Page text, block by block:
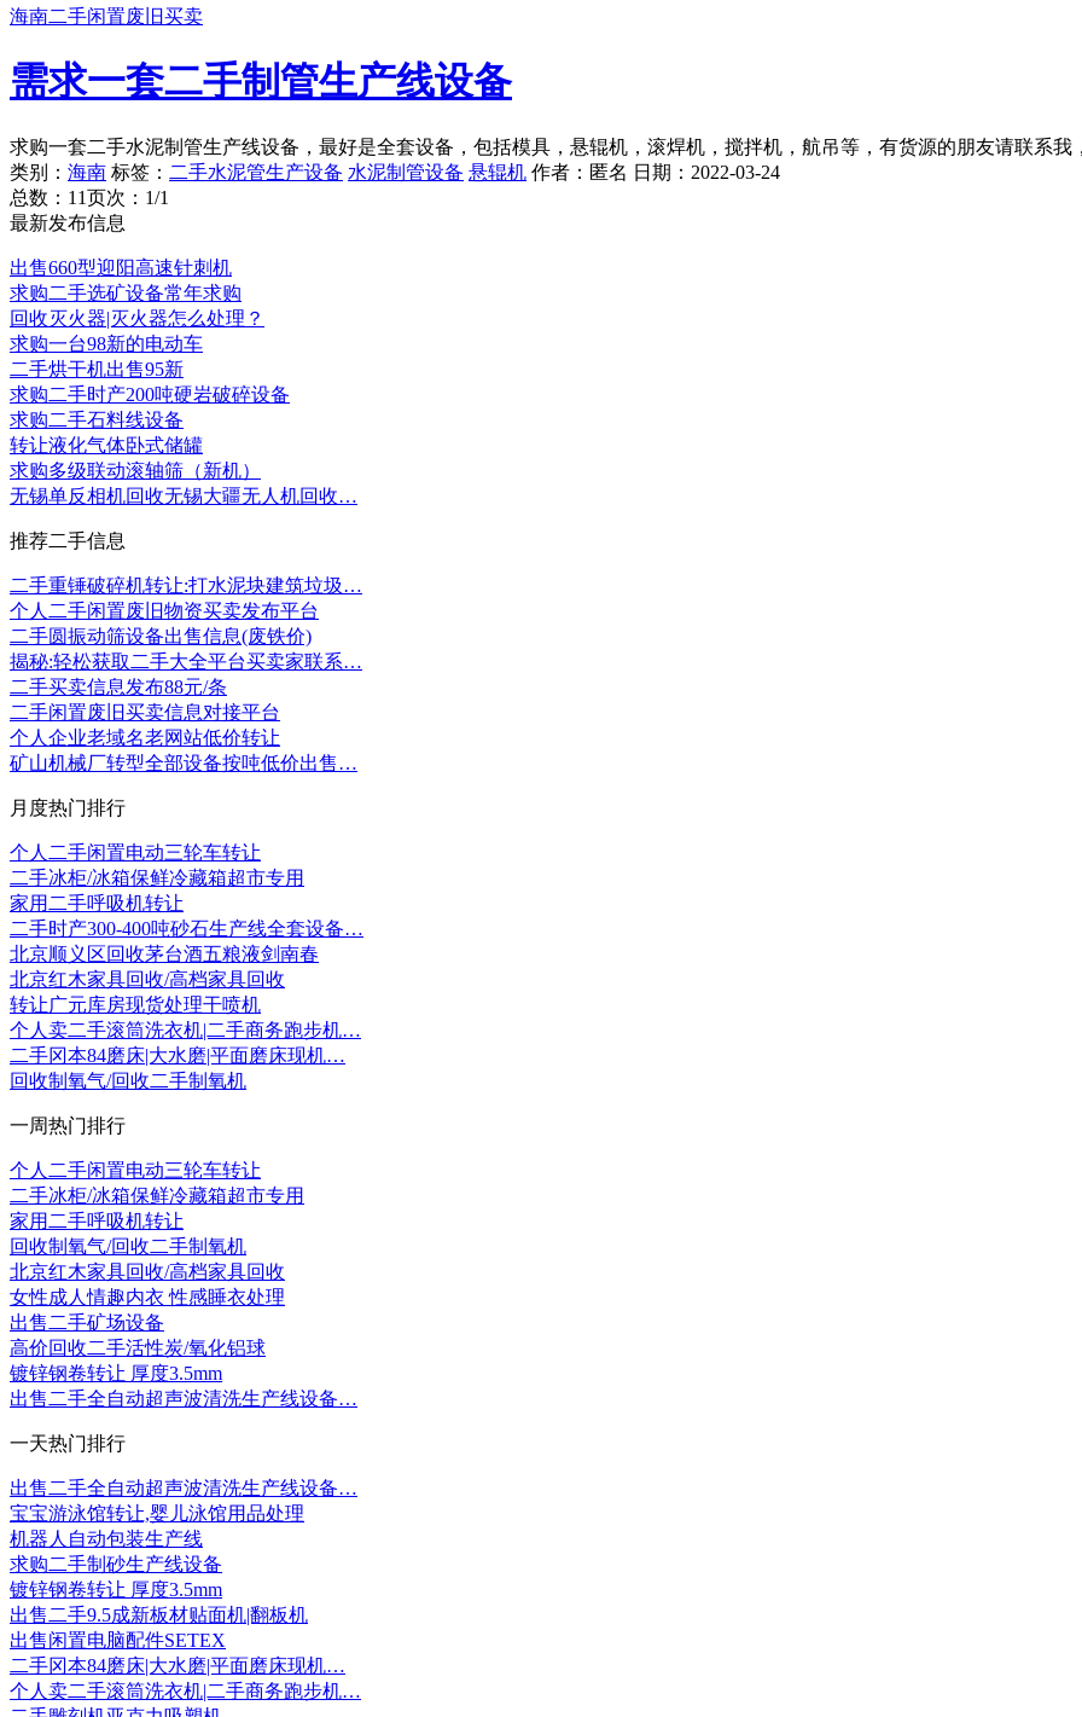
海南二手闲置废旧买卖
需求一套二手制管生产线设备
求购一套二手水泥制管生产线设备，最好是全套设备，包括模具，悬辊机，滚焊机，搅拌机，航吊等，有货源的朋友请联系我
类别： 海南 标签： 二手水泥管生产设备 水泥制管设备 悬辊机 作者： 匿名 日期： 2022-03-24
总数：1 1页次：1/1
最新发布信息
出售660型迎阳高速针刺机
求购二手选矿设备常年求购
回收灭火器|灭火器怎么处理？
求购一台98新的电动车
二手烘干机出售95新
求购二手时产200吨硬岩破碎设备
求购二手石料线设备
转让液化气体卧式储罐
求购多级联动滚轴筛（新机）
无锡单反相机回收无锡大疆无人机回收…
推荐二手信息
二手重锤破碎机转让:打水泥块建筑垃圾…
个人二手闲置废旧物资买卖发布平台
二手圆振动筛设备出售信息(废铁价)
揭秘:轻松获取二手大全平台买卖家联系…
二手买卖信息发布88元/条
二手闲置废旧买卖信息对接平台
个人企业老域名老网站低价转让
矿山机械厂转型全部设备按吨低价出售…
月度热门排行
个人二手闲置电动三轮车转让
二手冰柜/冰箱保鲜冷藏箱超市专用
家用二手呼吸机转让
二手时产300-400吨砂石生产线全套设备…
北京顺义区回收茅台酒五粮液剑南春
北京红木家具回收/高档家具回收
转让广元库房现货处理干喷机
个人卖二手滚筒洗衣机|二手商务跑步机…
二手冈本84磨床|大水磨|平面磨床现机…
回收制氧气/回收二手制氧机
一周热门排行
个人二手闲置电动三轮车转让
二手冰柜/冰箱保鲜冷藏箱超市专用
家用二手呼吸机转让
回收制氧气/回收二手制氧机
北京红木家具回收/高档家具回收
女性成人情趣内衣 性感睡衣处理
出售二手矿场设备
高价回收二手活性炭/氧化铝球
镀锌钢卷转让 厚度3.5mm
出售二手全自动超声波清洗生产线设备…
一天热门排行
出售二手全自动超声波清洗生产线设备…
宝宝游泳馆转让,婴儿泳馆用品处理
机器人自动包装生产线
求购二手制砂生产线设备
镀锌钢卷转让 厚度3.5mm
出售二手9.5成新板材贴面机|翻板机
出售闲置电脑配件SETEX
二手冈本84磨床|大水磨|平面磨床现机…
个人卖二手滚筒洗衣机|二手商务跑步机…